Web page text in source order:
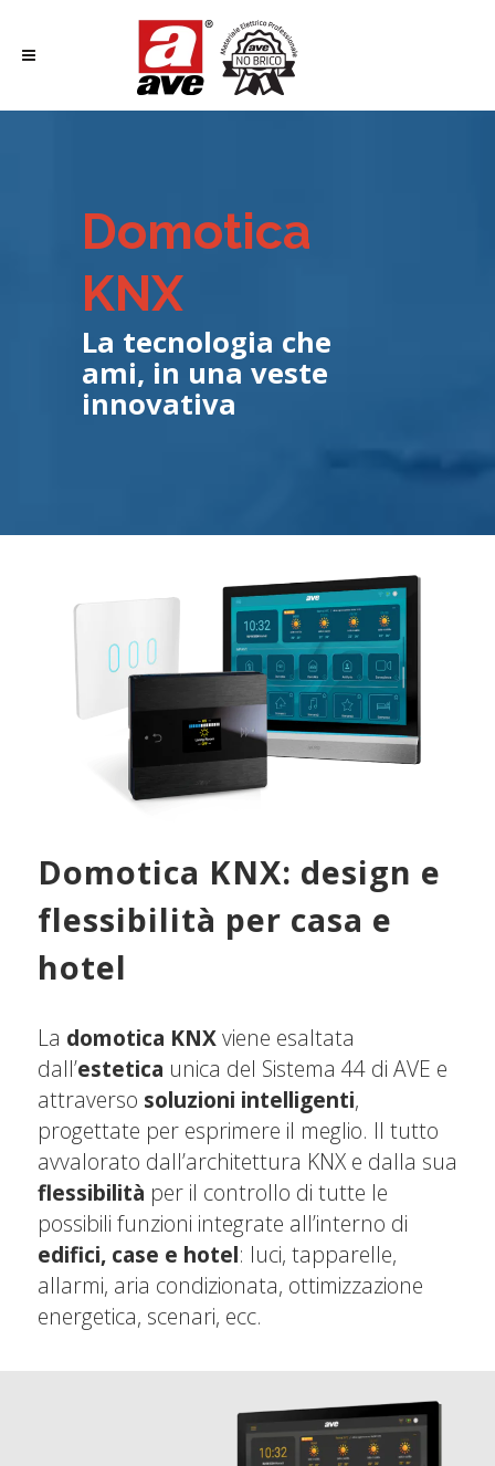
Domotica
KNX
La tecnologia che
ami, in una veste
innovativa
Domotica KNX: design e
flessibilità per casa e
hotel
La domotica KNXviene esaltata
dall’estetica unica del Sistema 44 di AVE e
attraverso soluzioni intelligenti,
progettate per esprimere il meglio. Il tutto
avvalorato dall’architettura KNX e dalla sua
flessibilità per il controllo di tutte le
possibili funzioni integrate all’interno di
edifici, case e hotel: luci, tapparelle,
allarmi, aria condizionata, ottimizzazione
energetica, scenari, ecc.